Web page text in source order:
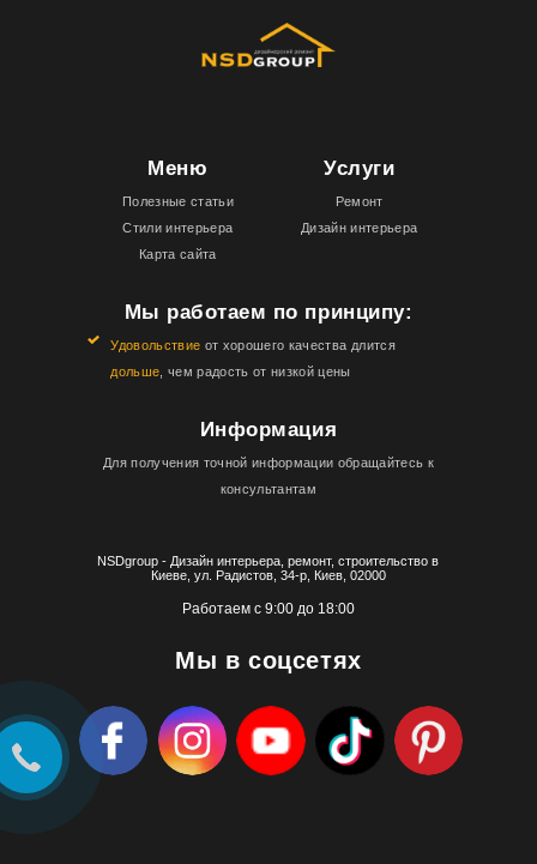
NSDgroup - Дизайн интерьера, ремонт, строительство в
Киеве, ул. Радистов, 34-р, Киев, 02000
Работаем с 9:00 до 18:00
Мы в соцсетях
Меню
Полезные статьи
Стили интерьера
Карта сайта
Услуги
Ремонт
Дизайн интерьера
Мы работаем по принципу:
Удовольствие от хорошего качества длится
дольше, чем радость от низкой цены
Информация
Для получения точной информации обращайтесь к
консультантам